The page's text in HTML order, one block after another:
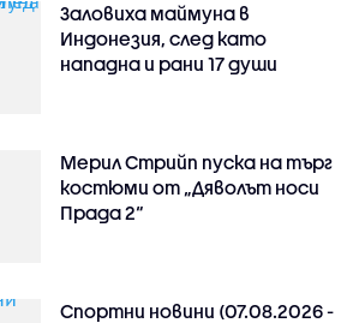
Заловиха маймуна в
Индонезия, след като
нападна и рани 17 души
Мерил Стрийп пуска на търг
костюми от „Дяволът носи
Прада 2“
Спортни новини (07.08.2026 -